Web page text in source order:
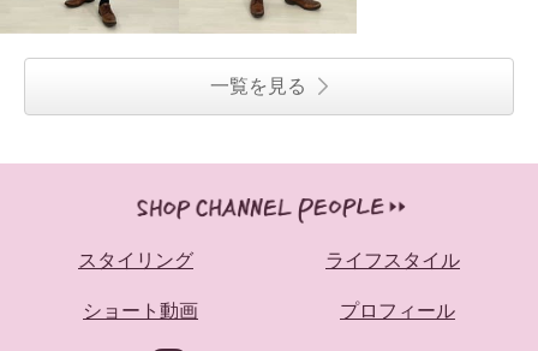
一覧を見る
スタイリング ライフスタイル
ショート動画 プロフィール